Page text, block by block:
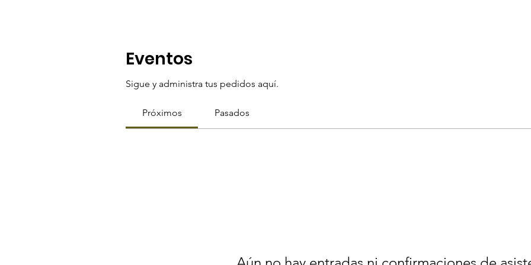
Eventos
Sigue y administra tus pedidos aquí.
Próximos Pasados